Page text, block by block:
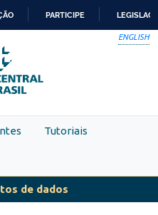
PARTICIPE
ENGLISH
Tutoriais
de dados